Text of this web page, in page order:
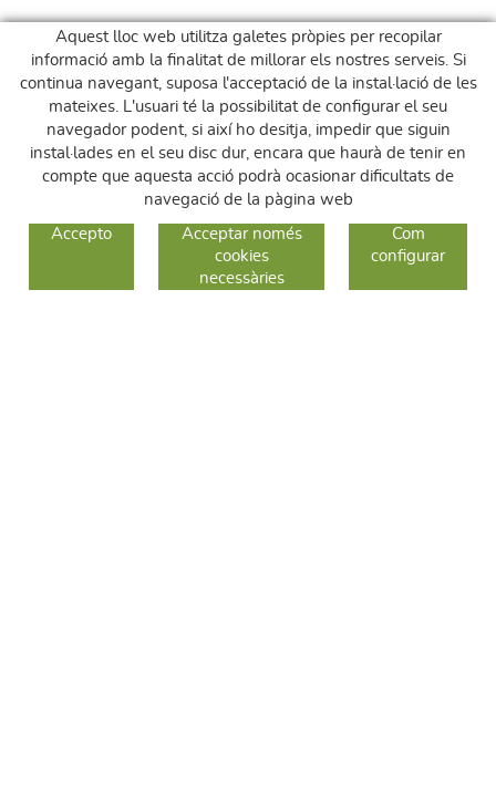
Aquest lloc web utilitza galetes pròpies per recopilar
informació amb la finalitat de millorar els nostres serveis. Si
continua navegant, suposa l'acceptació de la instal·lació de les
mateixes. L'usuari té la possibilitat de configurar el seu
navegador podent, si així ho desitja, impedir que siguin
instal·lades en el seu disc dur, encara que haurà de tenir en
compte que aquesta acció podrà ocasionar dificultats de
navegació de la pàgina web
Accepto
Acceptar només
cookies
necessàries
Com
configurar